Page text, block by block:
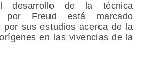
desarrollo de la técnica
por Freud está marcado
por sus estudios acerca de la
en las vivencias de la